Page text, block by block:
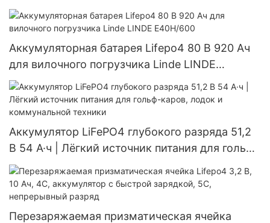
-40°К
Аккумуляторная батарея Lifepo4 80 В 920 Ач
для вилочного погрузчика Linde LINDE
E40H/600
Аккумулятор LiFePO4 глубокого разряда 51,2
В 54 А·ч | Лёгкий источник питания для гольф-
каров, лодок и коммунальной техники
Перезаряжаемая призматическая ячейка